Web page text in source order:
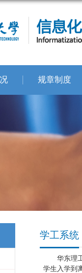
规章制度
学工系统
华东理工
学生入学到